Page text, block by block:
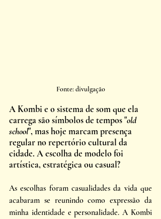
Fonte: divulgação
A Kombi e o sistema de som que ela
carrega são símbolos de tempos "old
school", mas hoje marcam presença
regular no repertório cultural da
cidade. A escolha de modelo foi
artística, estratégica ou casual?
As escolhas foram casualidades da vida que
acabaram se reunindo como expressão da
minha identidade e personalidade. A Kombi